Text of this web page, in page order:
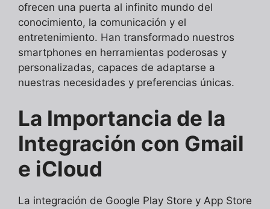
ofrecen una puerta al infinito mundo del
conocimiento, la comunicación y el
entretenimiento. Han transformado nuestros
smartphones en herramientas poderosas y
personalizadas, capaces de adaptarse a
nuestras necesidades y preferencias únicas.
La Importancia de la
Integración con Gmail
e iCloud
La integración de Google Play Store y App Store